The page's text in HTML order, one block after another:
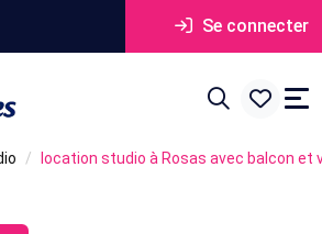
Se connecter
location studio à Rosas avec balcon et